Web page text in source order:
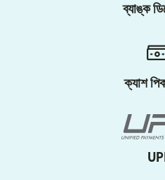
ব্যাঙ্ক
ক্যাশ
UPI